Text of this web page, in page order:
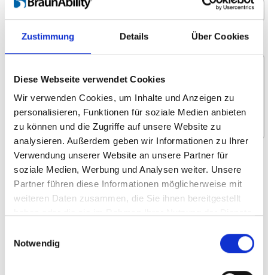
Zustimmung Details Über Cookies
Diese Webseite verwendet Cookies
Wir verwenden Cookies, um Inhalte und Anzeigen zu
personalisieren, Funktionen für soziale Medien anbieten
zu können und die Zugriffe auf unsere Website zu
analysieren. Außerdem geben wir Informationen zu Ihrer
Verwendung unserer Website an unsere Partner für
soziale Medien, Werbung und Analysen weiter. Unsere
Partner führen diese Informationen möglicherweise mit
weiteren Daten zusammen, die Sie ihnen bereitgestellt
Notwendig
Nachricht *
Wofür interessieren Sie sich?
Um- und Hinsetzen
Heben und Verstauen
Rollstuhllifte